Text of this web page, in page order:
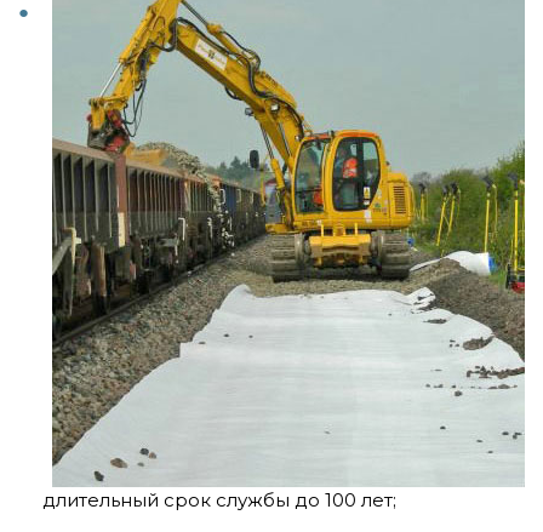
длительный срок службы до 100 лет;